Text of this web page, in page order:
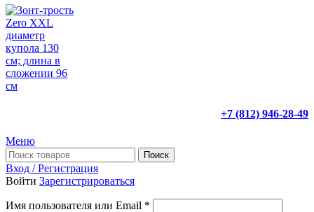
+7 (812) 946-28-49
Меню
Поиск
Вход / Регистрация
Войти Зарегистрироваться
Имя пользователя или Email *